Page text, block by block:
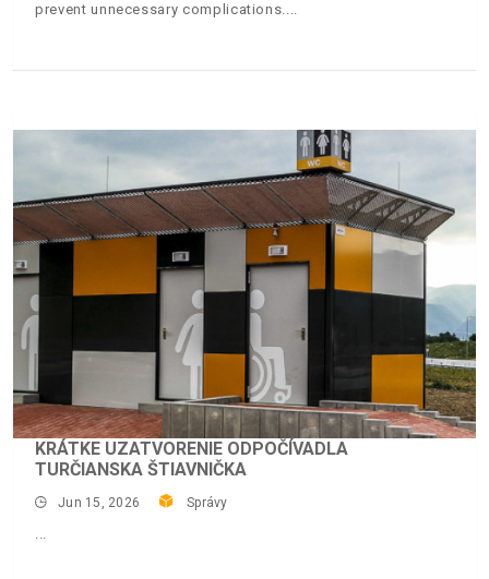
prevent unnecessary complications.
KRÁTKE UZATVORENIE ODPOČÍVADLA
TURČIANSKA ŠTIAVNIČKA
Jun 15, 2026 Správy